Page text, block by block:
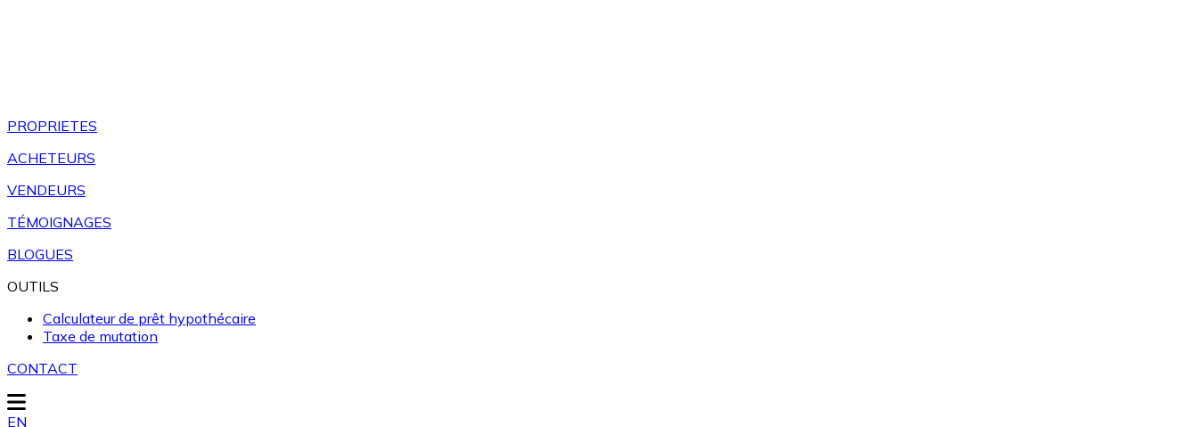
PROPRIETES
ACHETEURS
VENDEURS
TÉMOIGNAGES
BLOGUES
OUTILS
Calculateur de prêt hypothécaire
Taxe de mutation
CONTACT
EN